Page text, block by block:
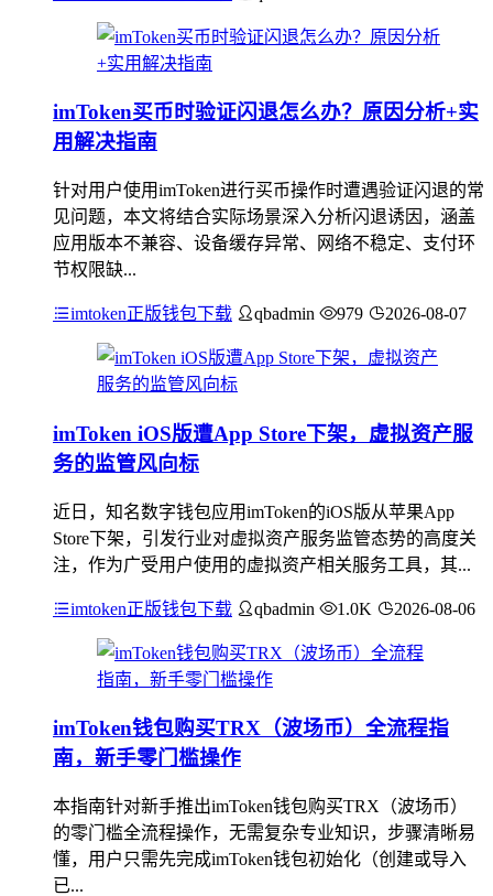
imToken买币时验证闪退怎么办？原因分析+实
用解决指南
针对用户使用imToken进行买币操作时遭遇验证闪退的常
见问题，本文将结合实际场景深入分析闪退诱因，涵盖
应用版本不兼容、设备缓存异常、网络不稳定、支付环
节权限缺...
imtoken正版钱包下载 qbadmin 979 2026-08-07
imToken iOS版遭App Store下架，虚拟资产服
务的监管风向标
近日，知名数字钱包应用imToken的iOS版从苹果App
Store下架，引发行业对虚拟资产服务监管态势的高度关
注，作为广受用户使用的虚拟资产相关服务工具，其...
imtoken正版钱包下载 qbadmin 1.0K 2026-08-06
imToken钱包购买TRX（波场币）全流程指
南，新手零门槛操作
本指南针对新手推出imToken钱包购买TRX（波场币）
的零门槛全流程操作，无需复杂专业知识，步骤清晰易
懂，用户只需先完成imToken钱包初始化（创建或导入
已...